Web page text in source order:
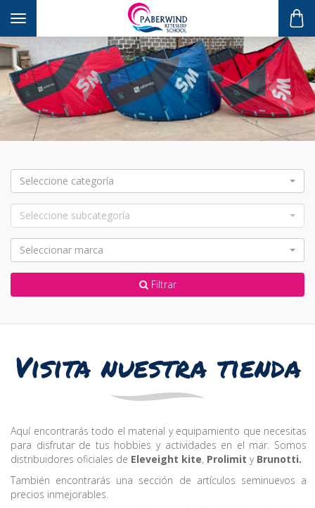
Toggle navigation
Seleccione categoría
Seleccione subcategoría
Seleccionar marca
Filtrar
Visita nuestra tienda
Aquí encontrarás todo el material y equipamiento que necesitas
para disfrutar de tus hobbies y actividades en el mar. Somos
distribuidores oficiales de Eleveight kite, Prolimit y Brunotti.
También encontrarás una sección de artículos seminuevos a
precios inmejorables.